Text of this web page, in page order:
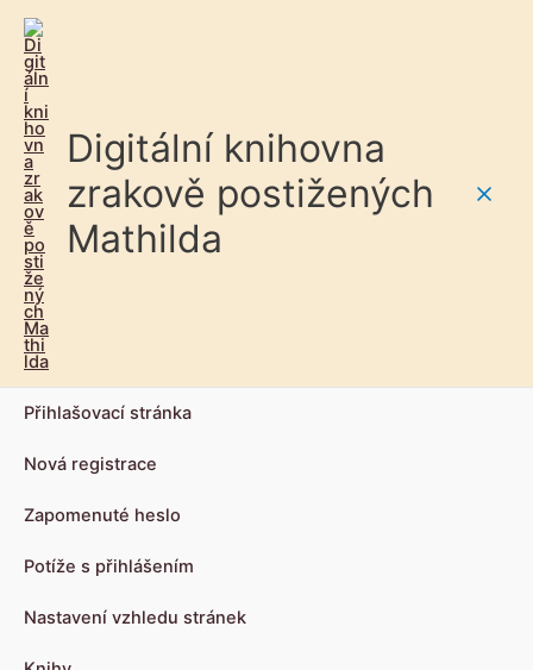
Digitální knihovna
zrakově postižených
Mathilda
Přihlašovací stránka
Nová registrace
Zapomenuté heslo
Potíže s přihlášením
Nastavení vzhledu stránek